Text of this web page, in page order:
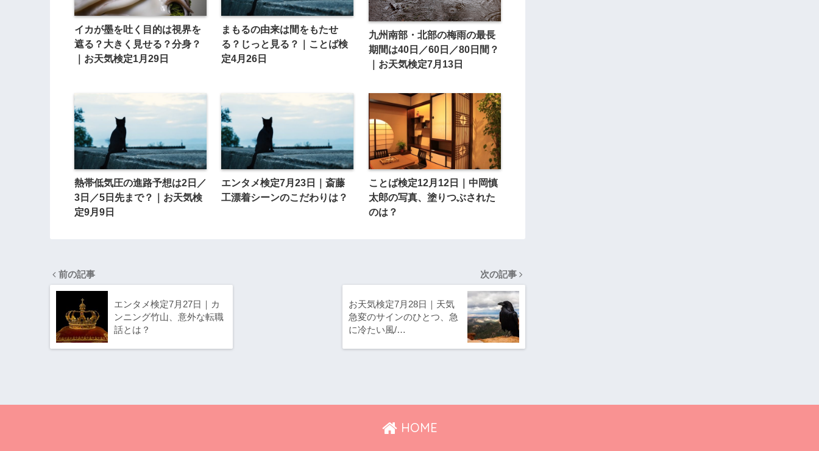
イカが墨を吐く目的は視界を
遮る？大きく見せる？分身？
｜お天気検定1月29日
まもるの由来は間をもたせ
る？じっと見る？｜ことば検
定4月26日
九州南部・北部の梅雨の最長
期間は40日／60日／80日間？
｜お天気検定7月13日
熱帯低気圧の進路予想は2日／
3日／5日先まで？｜お天気検
定9月9日
エンタメ検定7月23日｜斎藤
工漂着シーンのこだわりは？
ことば検定12月12日｜中岡慎
太郎の写真、塗りつぶされた
のは？
前の記事
エンタメ検定7月27日｜カ
ンニング竹山、意外な転職
話とは？
次の記事
お天気検定7月28日｜天気
急変のサインのひとつ、急
に冷たい風/…
HOME